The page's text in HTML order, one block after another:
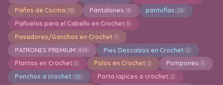
Paños de Cocina 78 Pantalones 9 pantuflas 28
Pañuelos para el Cabello en Crochet 8
Pasadores/Ganchos en Crochet 1
PATRONES PREMIUM 449 Pies Descalzos en Crochet 2
Plantas en Crochet 5 Polos en Crochet 1 Pompones 1
Ponchos a crochet 135 Porta lapices a crochet 2